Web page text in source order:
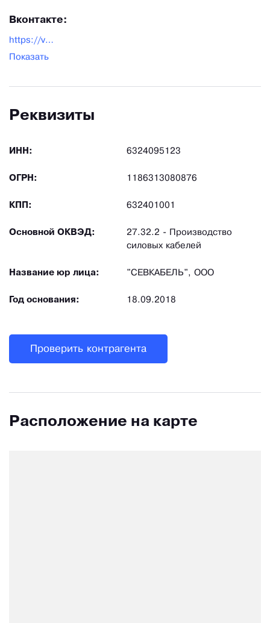
Вконтакте:
https://vk.com/skt_g
Показать
Реквизиты
ИНН: 6324095123
ОГРН: 1186313080876
КПП: 632401001
Основной ОКВЭД:
27.32.2 - Производство
силовых кабелей
Название юр лица: "СЕВКАБЕЛЬ", ООО
Год основания: 18.09.2018
Проверить контрагента
Расположение на карте